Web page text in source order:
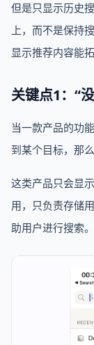
但是只显示历史
上，而不是保持
显示推荐内容能
关键点1：“
当一款产品的功
到某个目标，那
这类产品只会显
用，只负责存储
助用户进行搜索。